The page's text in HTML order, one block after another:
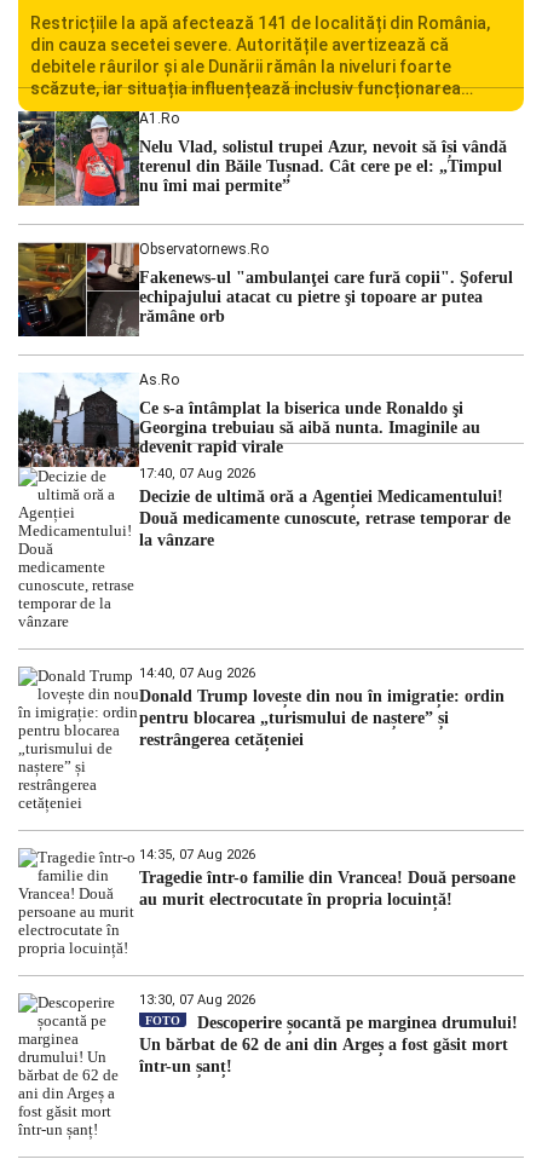
Restricțiile la apă afectează 141 de localități din România,
din cauza secetei severe. Autoritățile avertizează că
debitele râurilor și ale Dunării rămân la niveluri foarte
scăzute, iar situația influențează inclusiv funcționarea
Centralei Nucleare de la Cernavodă. România se confruntă
cu una dintre cele mai dificile perioade din punct de vedere
hidrologic din ultimii ani. Lipsa […]
A1.ro
Nelu Vlad, solistul trupei Azur, nevoit să își vândă
terenul din Băile Tușnad. Cât cere pe el: „Timpul
nu îmi mai permite”
Observatornews.ro
Fakenews-ul "ambulanţei care fură copii". Şoferul
echipajului atacat cu pietre şi topoare ar putea
rămâne orb
As.ro
Ce s-a întâmplat la biserica unde Ronaldo şi
Georgina trebuiau să aibă nunta. Imaginile au
devenit rapid virale
17:40, 07 Aug 2026
Decizie de ultimă oră a Agenției Medicamentului!
Două medicamente cunoscute, retrase temporar de
la vânzare
14:40, 07 Aug 2026
Donald Trump lovește din nou în imigrație: ordin
pentru blocarea „turismului de naștere” și
restrângerea cetățeniei
14:35, 07 Aug 2026
Tragedie într-o familie din Vrancea! Două persoane
au murit electrocutate în propria locuință!
13:30, 07 Aug 2026
FOTO
Descoperire șocantă pe marginea drumului!
Un bărbat de 62 de ani din Argeș a fost găsit mort
într-un șanț!